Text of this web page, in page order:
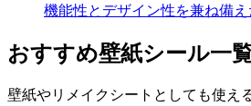
機能性とデザイン性を兼ね備え
おすすめ壁紙シール一
壁紙やリメイクシートとしても使え